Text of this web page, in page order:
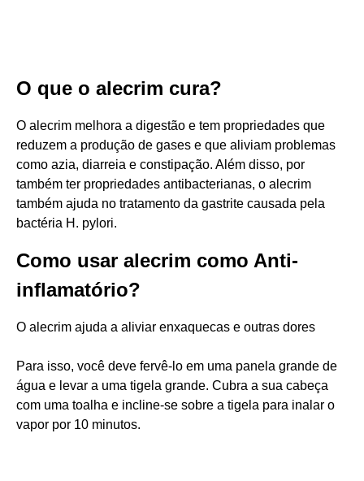
O que o alecrim cura?
O alecrim melhora a digestão e tem propriedades que
reduzem a produção de gases e que aliviam problemas
como azia, diarreia e constipação. Além disso, por
também ter propriedades antibacterianas, o alecrim
também ajuda no tratamento da gastrite causada pela
bactéria H. pylori.
Como usar alecrim como Anti-
inflamatório?
O alecrim ajuda a aliviar enxaquecas e outras dores
Para isso, você deve fervê-lo em uma panela grande de
água e levar a uma tigela grande. Cubra a sua cabeça
com uma toalha e incline-se sobre a tigela para inalar o
vapor por 10 minutos.